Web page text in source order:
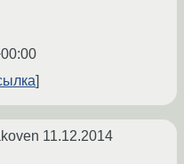
11.12.2014